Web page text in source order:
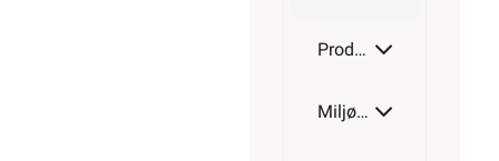
Produktdetaljer
Miljøparametere